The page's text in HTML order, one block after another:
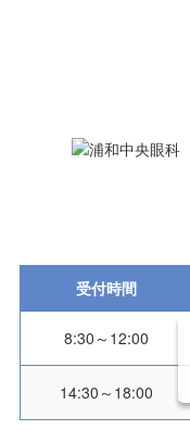
受付時間
8:30～12:00
14:30～18:00